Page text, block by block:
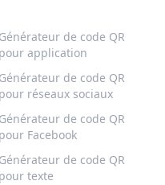
Générateur de code QR
pour application
Générateur de code QR
pour réseaux sociaux
Générateur de code QR
pour Facebook
Générateur de code QR
pour texte